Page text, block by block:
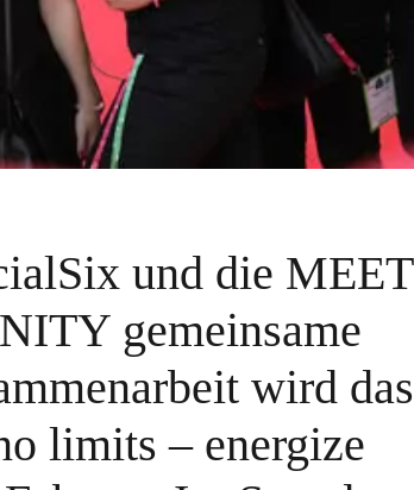
und die MEET
gemeinsame
wird das
limits – energize